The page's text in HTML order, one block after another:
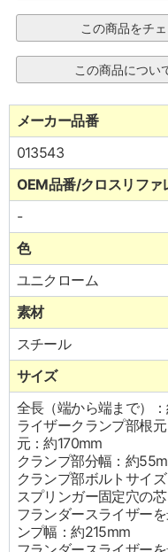
メーカー品番
013543
OEM品番/クロスリファ
-
色
ユニクローム
素材
スチール
サイズ
全長（端から端まで）
ライザークランプ部根
元：約170mm
クランプ部分幅：約
クランプ部ボルトサイ
スプリンガー固定穴の
フランダースライザー
ンプ幅：約215mm